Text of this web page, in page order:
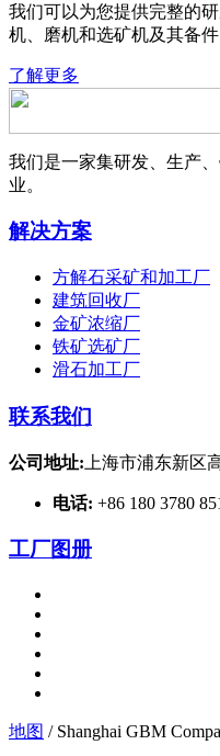
我们可以为您提供完整的
机、磨机和选矿机及其备件
了解更多
我们是一家集研发、生产
业。
解决方案
方解石采矿和加工厂
建筑回收厂
金矿浓缩厂
铁矿选矿厂
滑石加工厂
联系我们
公司地址: 上海市浦东新区
电话: +86 180 3780
工厂图册
地图 / Shanghai GBM